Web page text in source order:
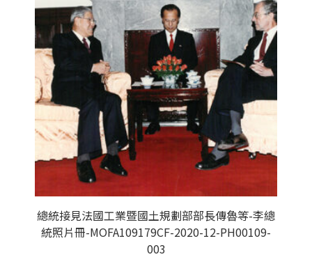
總統接見法國工業暨國土規劃部部長傳魯等-李總
統照片冊-MOFA109179CF-2020-12-PH00109-
003